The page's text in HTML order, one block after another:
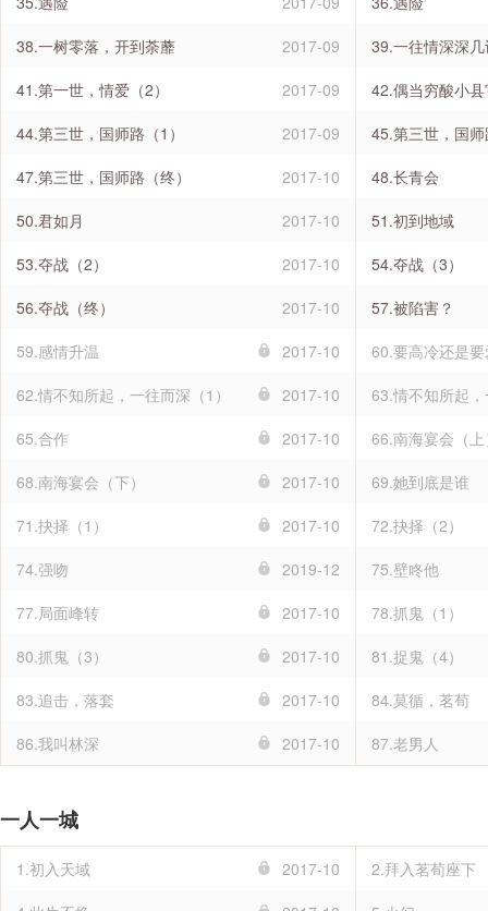
38.一树零落，开到荼蘼
2017-09
39.一往情深深
41.第一世，情爱（2）
2017-09
42.偶当穷酸小
44.第三世，国师路（1）
2017-09
45.第三世，国
47.第三世，国师路（终）
2017-10
48.长青会
50.君如月
2017-10
51.初到地域
53.夺战（2）
2017-10
54.夺战（3）
56.夺战（终）
2017-10
57.被陷害？
59.感情升温
2017-10
60.要高冷还是
62.情不知所起，一往而深（1）
2017-10
63.情不知所起
65.合作
2017-10
66.南海宴会（
68.南海宴会（下）
2017-10
69.她到底是谁
71.抉择（1）
2017-10
72.抉择（2）
74.强吻
2019-12
75.壁咚他
77.局面峰转
2017-10
78.抓鬼（1）
80.抓鬼（3）
2017-10
81.捉鬼（4）
83.追击，落套
2017-10
84.莫循，茗荀
86.我叫林深
2017-10 87.老男人
一人一城
1.初入天域 2017-10
2.拜入茗荀座下